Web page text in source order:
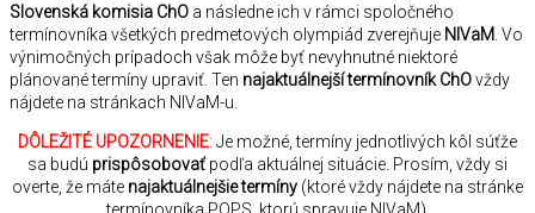
Slovenská komisia ChO a následne ich v rámci spoločného
termínovníka všetkých predmetových olympiád zverejňuje NIVaM . Vo
výnimočných prípadoch však môže byť nevyhnutné niektoré
plánované termíny upraviť. Ten najaktuálnejší termínovník ChOvždy
nájdete na stránkach NIVaM-u.
DÔLEŽITÉ UPOZORNENIE: Je možné, termíny jednotlivých kôl súťže
sa budú prispôsobovať podľa aktuálnej situácie. Prosím, vždy si
overte, že máte najaktuálnejšie termíny (ktoré vždy nájdete na stránke